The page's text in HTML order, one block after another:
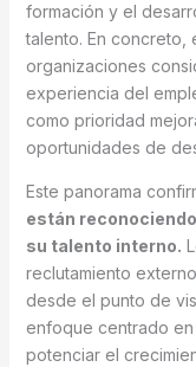
formación y el
talento. En concreto,
organizaciones
experiencia del
como prioridad
oportunidades de
Este panorama
están
su talento interno.
reclutamiento
desde el punto de
enfoque centrado
potenciar el